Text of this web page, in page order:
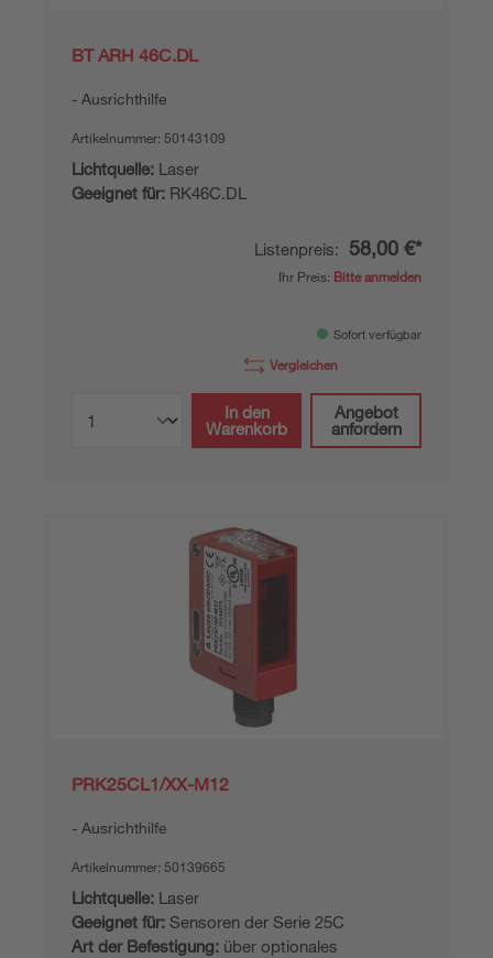
BT ARH 46C.DL
Ausrichthilfe
Artikelnummer: 50143109
Lichtquelle: Laser
Geeignet für: RK46C.DL
Listenpreis: 58,00 €*
Ihr Preis: Bitte anmelden
Sofort verfügbar
Vergleichen
In den
Warenkorb
Angebot
anfordern
PRK25CL1/XX-M12
Ausrichthilfe
Artikelnummer: 50139665
Lichtquelle: Laser
Geeignet für: Sensoren der Serie 25C
Art der Befestigung: über optionales